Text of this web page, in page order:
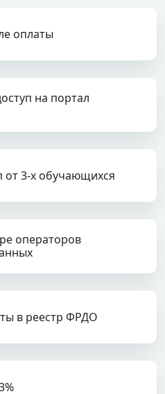
оплаты
на портал
от 3-х обучающихся
операторов
в реестр ФРДО